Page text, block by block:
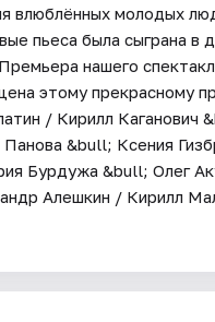
влюблённых молодых
пьеса была сыграна в
нашего
этому прекрасному
/ Кирилл
&bull; Ксения
Бурдужа &bull; Олег
Алешкин / Кирилл